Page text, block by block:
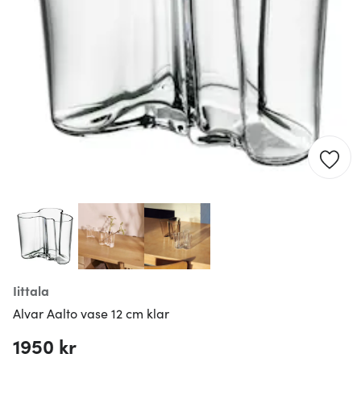
Iittala
Alvar Aalto vase 12 cm klar
1950 kr